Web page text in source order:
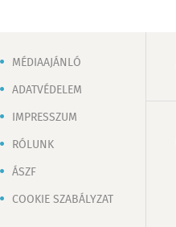
MÉDIAAJÁNLÓ
ADATVÉDELEM
IMPRESSZUM
RÓLUNK
ÁSZF
COOKIE SZABÁLYZAT